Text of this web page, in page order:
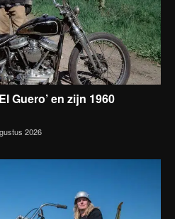
Guero’ en zijn 1960
2026